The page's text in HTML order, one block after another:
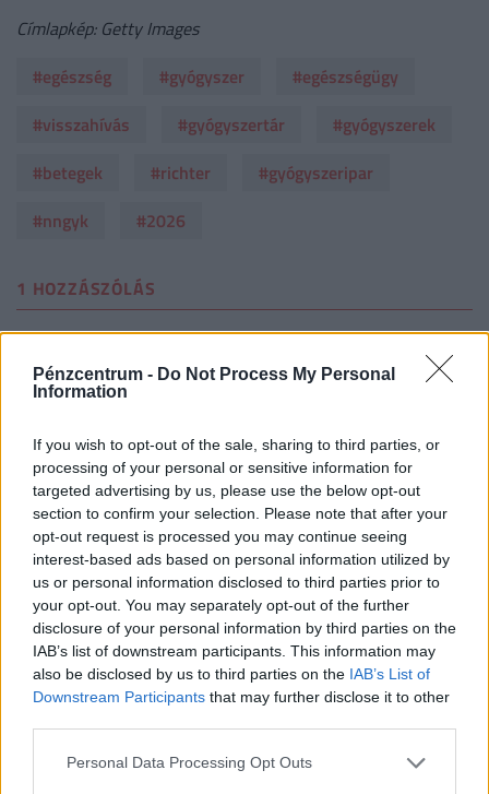
Pénzcentrum - Do Not Process My Personal
Information
If you wish to opt-out of the sale, sharing to third parties, or
processing of your personal or sensitive information for
targeted advertising by us, please use the below opt-out
section to confirm your selection. Please note that after your
opt-out request is processed you may continue seeing
interest-based ads based on personal information utilized by
us or personal information disclosed to third parties prior to
your opt-out. You may separately opt-out of the further
disclosure of your personal information by third parties on the
IAB’s list of downstream participants. This information may
also be disclosed by us to third parties on the IAB’s List of
Downstream Participants that may further disclose it to other
Personal Data Processing Opt Outs
Címlapkép: Getty Images
#egészség
#gyógyszer
#egészségügy
#visszahívás
#gyógyszertár
#gyógyszerek
#betegek
#richter
#gyógyszeripar
#nngyk
#2026
1 HOZZÁSZÓLÁS
Csak bejelentkezett felhasználó szólhat hozzá.
Belépés itt!
Felix DeSouza1 hónapja
Már ezek is Kínából jönnek, ahogy lassan minden.
0 0
NEKED AJÁNLJUK